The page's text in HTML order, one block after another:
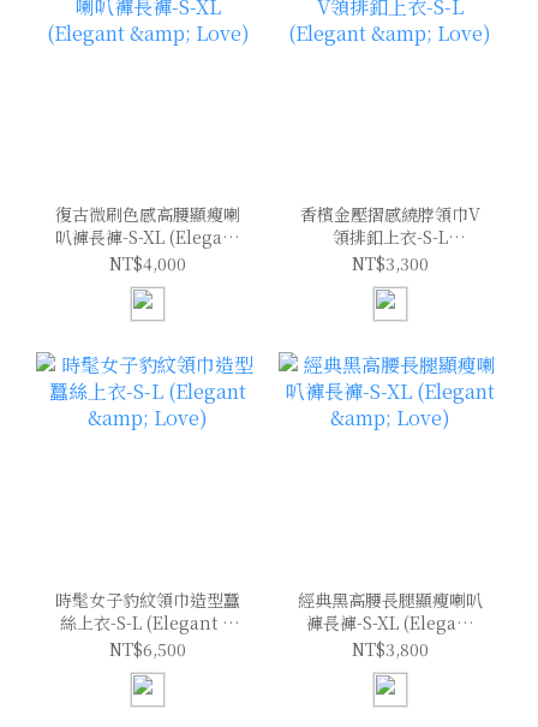
復古微刷色感高腰顯瘦喇
叭褲長褲-S-XL (Elegant
& Love)
NT$4,000
香檳金壓摺感繞脖領巾V
領排釦上衣-S-L
(Elegant & Love)
NT$3,300
時髦女子豹紋領巾造型蠶
絲上衣-S-L (Elegant &
Love)
NT$6,500
經典黑高腰長腿顯瘦喇叭
褲長褲-S-XL (Elegant
& Love)
NT$3,800